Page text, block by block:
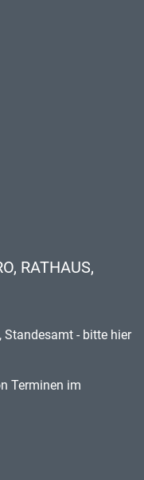
RATHAUS,
Standesamt - bitte hier
Terminen im